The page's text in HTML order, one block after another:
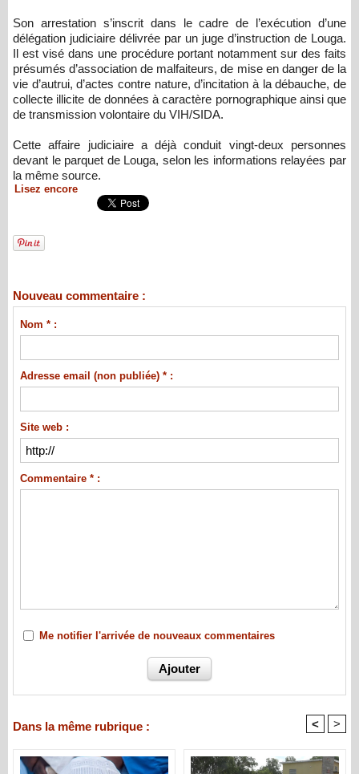
Son arrestation s’inscrit dans le cadre de l’exécution d’une
délégation judiciaire délivrée par un juge d’instruction de Louga.
Il est visé dans une procédure portant notamment sur des faits
présumés d’association de malfaiteurs, de mise en danger de la
vie d’autrui, d’actes contre nature, d’incitation à la débauche, de
collecte illicite de données à caractère pornographique ainsi que
de transmission volontaire du VIH/SIDA.
Cette affaire judiciaire a déjà conduit vingt-deux personnes
devant le parquet de Louga, selon les informations relayées par
la même source.
Lisez encore
Nouveau commentaire :
Nom * :
Adresse email (non publiée) * :
Site web :
Commentaire * :
Me notifier l'arrivée de nouveaux commentaires
Dans la même rubrique : < >